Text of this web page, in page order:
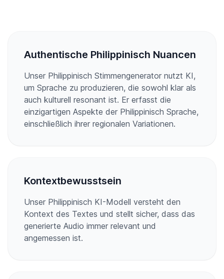
Authentische Philippinisch Nuancen
Unser Philippinisch Stimmengenerator nutzt KI,
um Sprache zu produzieren, die sowohl klar als
auch kulturell resonant ist. Er erfasst die
einzigartigen Aspekte der Philippinisch Sprache,
einschließlich ihrer regionalen Variationen.
Kontextbewusstsein
Unser Philippinisch KI-Modell versteht den
Kontext des Textes und stellt sicher, dass das
generierte Audio immer relevant und
angemessen ist.